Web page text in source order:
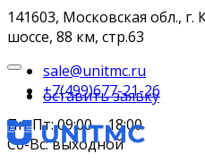
141603, Московская обл.,
шоссе, 88 км, стр.63
sale@unitmc.ru
+7(499)677-21-26
Пн-Пт: 09:00 – 18:00
Сб-Вс: выходной
оставить заявку